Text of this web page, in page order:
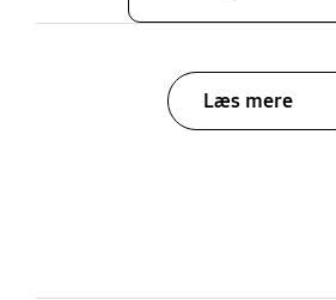
Læs mere